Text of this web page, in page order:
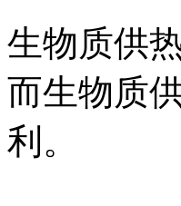
生物质供
而生物质
利。